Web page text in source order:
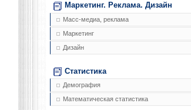
Маркетинг. Реклама. Дизайн
Масс-медиа, реклама
Маркетинг
Дизайн
Статистика
Демография
Математическая статистика